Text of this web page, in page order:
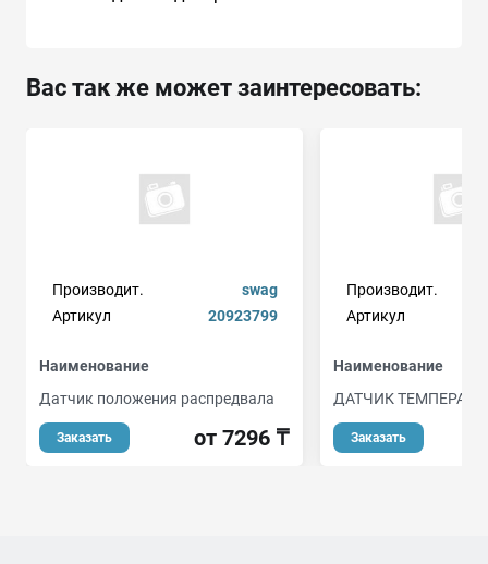
Вас так же может заинтересовать:
Производит.
swag
Артикул
20923799
Наименование
Датчик положения распредвала
Заказать от 7296 ₸
Производит.
Артикул
Наименование
ДАТЧИК
Заказать